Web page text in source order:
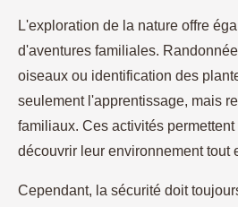
L'exploration de la nature offre
d'aventures familiales.
oiseaux ou identification des
seulement l'apprentissage, mais
familiaux. Ces activités
découvrir leur environnement tout
Cependant, la sécurité doit